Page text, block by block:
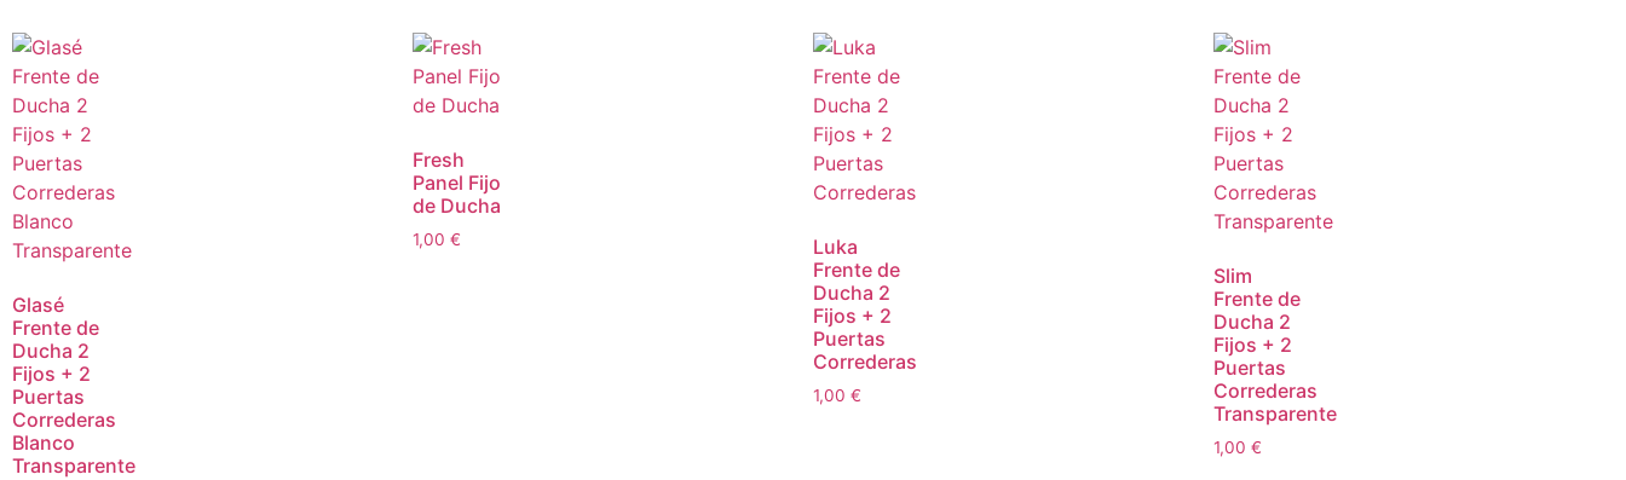
Glasé
Frente de
Ducha 2
Fijos + 2
Puertas
Correderas
Blanco
Transparente
Fresh
Panel Fijo
de Ducha
1,00 €
Luka
Frente de
Ducha 2
Fijos + 2
Puertas
Correderas
1,00 €
Slim
Frente de
Ducha 2
Fijos + 2
Puertas
Correderas
Transparente
1,00 €